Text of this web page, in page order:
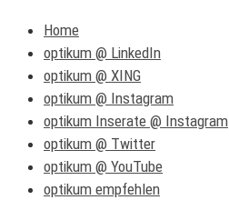
Home
optikum @ LinkedIn
optikum @ XING
optikum @ Instagram
optikum Inserate @ Instagram
optikum @ Twitter
optikum @ YouTube
optikum empfehlen